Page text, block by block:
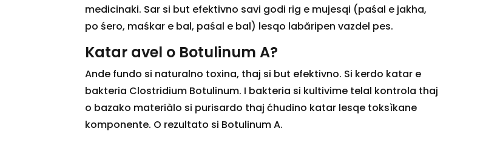
medicinaki. Sar si but efektivno savi godi rig e mujesqi (paśal e jakha,
po śero, maśkar e bal, paśal e bal) lesqo labăripen vazdel pes.
Katar avel o Botulinum A?
Ande fundo si naturalno toxina, thaj si but efektivno. Si kerdo katar e
bakteria Clostridium Botulinum. I bakteria si kultivime telal kontrola thaj
o bazako materiàlo si purisardo thaj ćhudino katar lesqe toksìkane
komponente. O rezultato si Botulinum A.